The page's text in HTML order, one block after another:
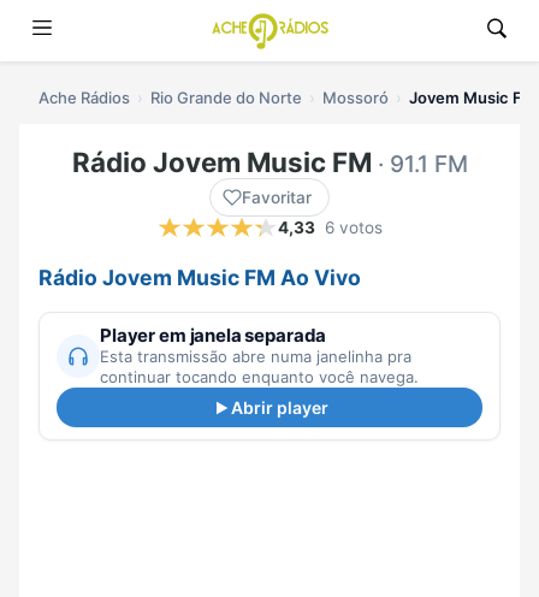
Ache Rádios Rio Grande do Norte Mossoró Jovem Music FM
Rádio Jovem Music FM · 91.1 FM
Favoritar
4,33 6 votos
Rádio Jovem Music FM Ao Vivo
Player em janela separada
Esta transmissão abre numa janelinha pra
continuar tocando enquanto você navega.
Abrir player